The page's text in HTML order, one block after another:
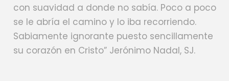
con suavidad a donde no sabía. Poco a poco
se le abría el camino y lo iba recorriendo.
Sabiamente ignorante puesto sencillamente
su corazón en Cristo” Jerónimo Nadal, SJ.